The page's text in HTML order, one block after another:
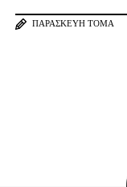
ΠΑΡΑΣΚΕΥΉ ΤΌΜΑ